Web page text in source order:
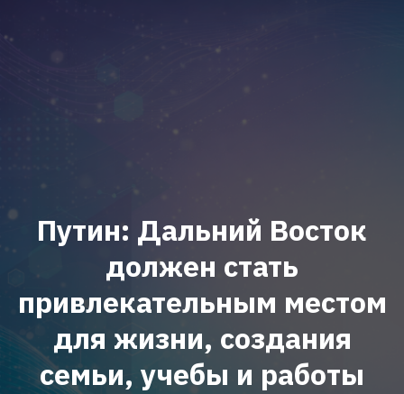
Путин: Дальний Восток
должен стать
привлекательным местом
для жизни, создания
семьи, учебы и работы